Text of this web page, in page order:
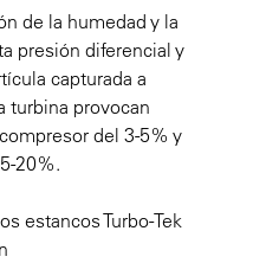
de la humedad y la
presión diferencial y
capturada a
turbina provocan
del 3-5% y
20%.
estancos Turbo-Tek